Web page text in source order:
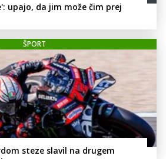
upajo, da jim može čim prej
ŠPORT
steze slavil na drugem